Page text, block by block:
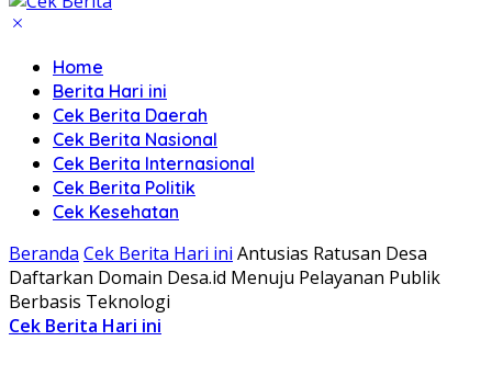
Home
Berita Hari ini
Cek Berita Daerah
Cek Berita Nasional
Cek Berita Internasional
Cek Berita Politik
Cek Kesehatan
Beranda Cek Berita Hari ini Antusias Ratusan Desa
Daftarkan Domain Desa.id Menuju Pelayanan Publik
Berbasis Teknologi
Cek Berita Hari ini